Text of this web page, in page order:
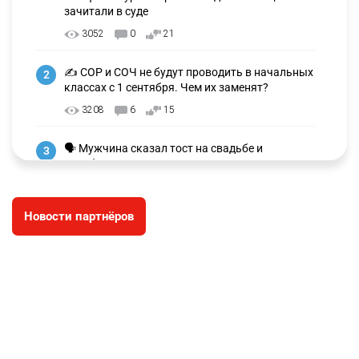
зачитали в суде
3052 0 21
2
✍️ СОР и СОЧ не будут проводить в начальных
классах с 1 сентября. Чем их заменят?
3208 6 15
3
🗣 Мужчина сказал тост на свадьбе и
заработал уголовное дело
⚠️ Доброе утро, друзья! Предлагаем обзор
главных новостей за 4 августа
Новости партнёров